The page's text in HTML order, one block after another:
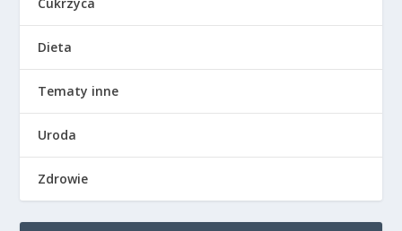
Dieta
Tematy inne
Uroda
Zdrowie